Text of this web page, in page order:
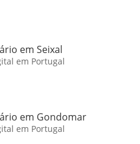
em Seixal
em Portugal
em Gondomar
em Portugal